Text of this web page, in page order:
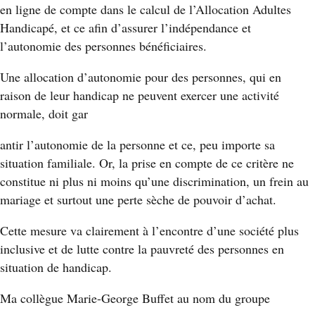
en ligne de compte dans le calcul de l’Allocation Adultes
Handicapé, et ce afin d’assurer l’indépendance et
l’autonomie des personnes bénéficiaires.
Une allocation d’autonomie pour des personnes, qui en
raison de leur handicap ne peuvent exercer une activité
normale, doit gar
antir l’autonomie de la personne et ce, peu importe sa
situation familiale. Or, la prise en compte de ce critère ne
constitue ni plus ni moins qu’une discrimination, un frein au
mariage et surtout une perte sèche de pouvoir d’achat.
Cette mesure va clairement à l’encontre d’une société plus
inclusive et de lutte contre la pauvreté des personnes en
situation de handicap.
Ma collègue Marie-George Buffet au nom du groupe